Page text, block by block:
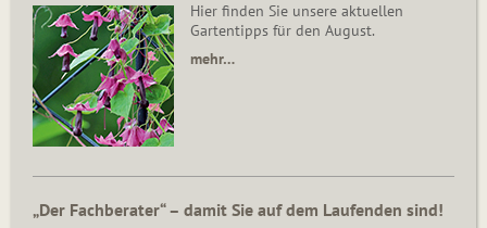
Hier finden Sie unsere aktuellen
Gartentipps für den August.
mehr…
„Der Fachberater“ – damit Sie auf dem Laufenden sind!